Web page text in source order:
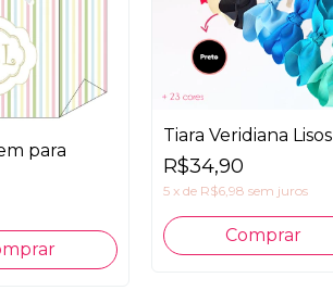
para
Tiara Veridiana Lisos
R$34,90
5 x de R$6,98 sem juros
Comprar